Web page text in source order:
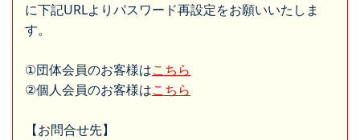
に下記URLよりパスワード再設定をお願いいたしま
す。
①団体会員のお客様はこちら
②個人会員のお客様はこちら
【お問合せ先】